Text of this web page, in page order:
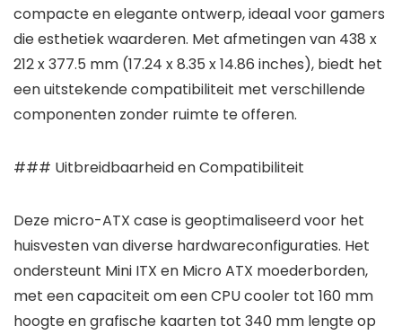
compacte en elegante ontwerp, ideaal voor gamers
die esthetiek waarderen. Met afmetingen van 438 x
212 x 377.5 mm (17.24 x 8.35 x 14.86 inches), biedt het
een uitstekende compatibiliteit met verschillende
componenten zonder ruimte te offeren.
### Uitbreidbaarheid en Compatibiliteit
Deze micro-ATX case is geoptimaliseerd voor het
huisvesten van diverse hardwareconfiguraties. Het
ondersteunt Mini ITX en Micro ATX moederborden,
met een capaciteit om een CPU cooler tot 160 mm
hoogte en grafische kaarten tot 340 mm lengte op